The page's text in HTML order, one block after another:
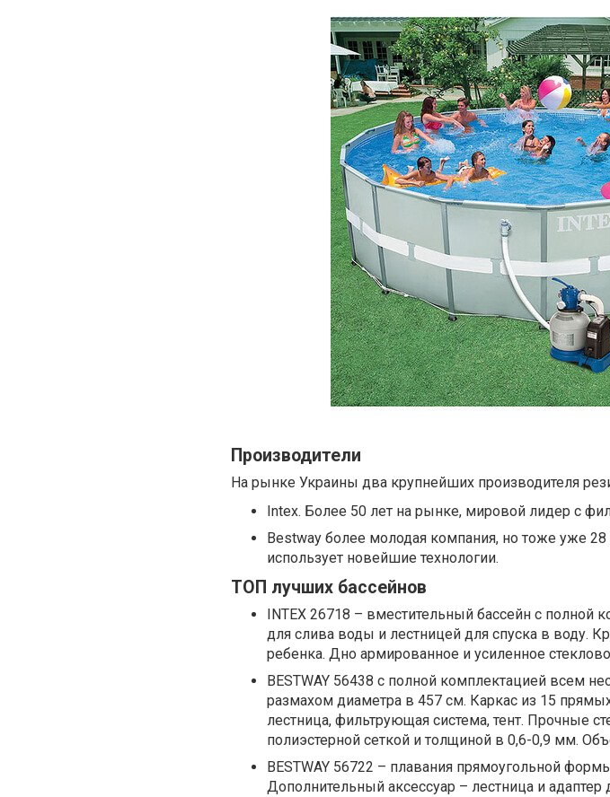
Производители
На рынке Украины два крупнейших производителя
Intex. Более 50 лет на рынке, мировой лидер с
Bestway более молодая компания, но тоже уже
использует новейшие технологии.
ТОП лучших бассейнов
INTEX 26718 ­– вместительный бассейн с полной
для слива воды и лестницей для спуска в воду.
ребенка. Дно армированное и усиленное
BESTWAY 56438 с полной комплектацией всем
размахом диаметра в 457 см. Каркас из 15
лестница, фильтрующая система, тент. Прочные
полиэстерной сеткой и толщиной в 0,6-0,9 мм.
BESTWAY 56722 ­– плавания прямоугольной
Дополнительный аксессуар – лестница и